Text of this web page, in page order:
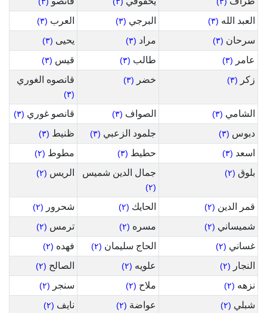
العبد الله (٣) البرجي (٣) العرب (٣)
سرحان (٣) مراد (٣) يحيى (٣)
عامر (٣) طالب (٣) قيس (٣)
زكر (٣) خضر (٣) قانصوه الغوري
(٣)
الشامي (٣) الصواف (٣) قانصو غوري (٣)
دبوس (٣) جلمود الزعبي (٣) ظنيط (٣)
اسعد (٣) حطيط (٣) مطوط (٢)
بلوق (٢) جمال الدين شميس
(٢)
الريس (٢)
قمر الدين (٢) الحايك (٢) شحرور (٢)
شميساني (٢) مسره (٢) ترمس (٢)
غساني (٢) الحاج سليمان (٢) فهده (٢)
النجار (٢) علويه (٢) الصالح (٢)
نزهه (٢) ملاح (٢) سنجر (٢)
شبلي (٢) عواضة (٢) نايف (٢)